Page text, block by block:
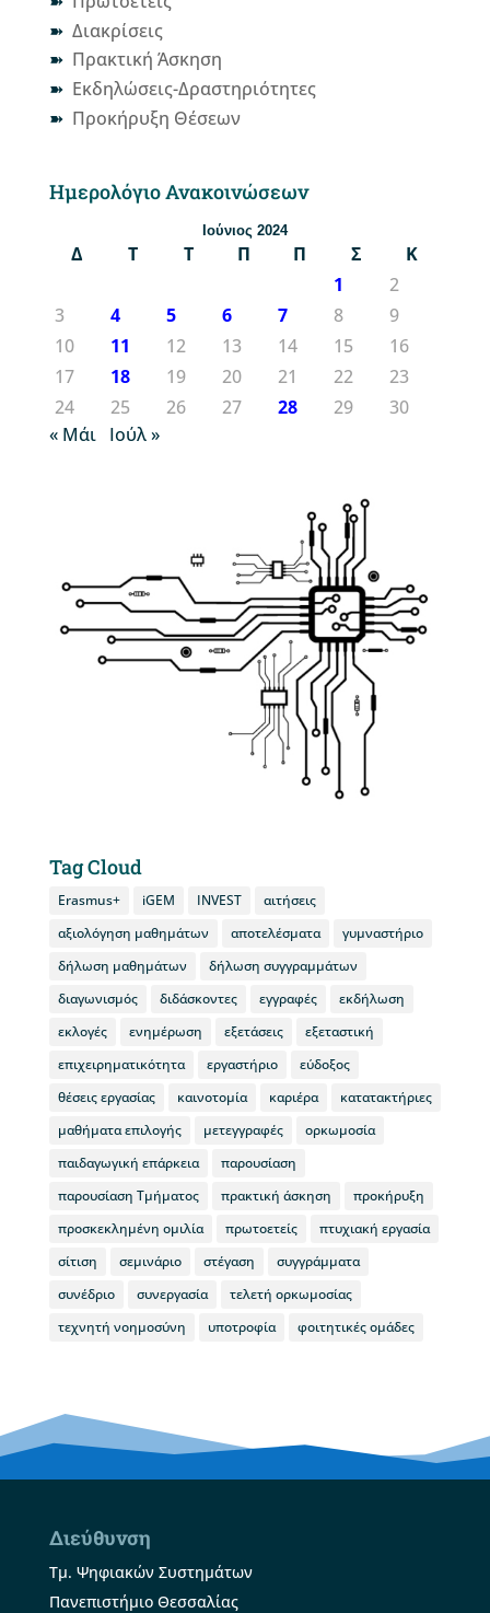
Διακρίσεις
Πρακτική Άσκηση
Εκδηλώσεις-Δραστηριότητες
Προκήρυξη Θέσεων
Ημερολόγιο Ανακοινώσεων
Ιούνιος 2024
Δ Τ Τ Π Π Σ
Κ
1
2
3
4 5 6 7 8
9
10
11 12 13 14 15
16
17
18 19 20 21 22
23
24
25 26 27 28 29
30
« Μάι
Ιούλ »
Tag Cloud
Erasmus+ iGEM INVEST
αιτήσεις
αξιολόγηση μαθημάτων
αποτελέσματα
γυμναστήριο
δήλωση μαθημάτων
δήλωση συγγραμμάτων
διαγωνισμός
διδάσκοντες εγγραφές
εκδήλωση
εκλογές
ενημέρωση εξετάσεις
εξεταστική
επιχειρηματικότητα
εργαστήριο
εύδοξος
θέσεις εργασίας
καινοτομία καριέρα
κατατακτήριες
μαθήματα επιλογής
μετεγγραφές
ορκωμοσία
παιδαγωγική επάρκεια
παρουσίαση
παρουσίαση Τμήματος
πρακτική άσκηση
προκήρυξη
προσκεκλημένη ομιλία
πρωτοετείς
πτυχιακή εργασία
σίτιση
σεμινάριο στέγαση
συγγράμματα
συνέδριο
συνεργασία
τελετή ορκωμοσίας
τεχνητή νοημοσύνη
υποτροφία φοιτητικές ομάδες
Διεύθυνση
Τμ. Ψηφιακών Συστημάτων
Πανεπιστήμιο Θεσσαλίας